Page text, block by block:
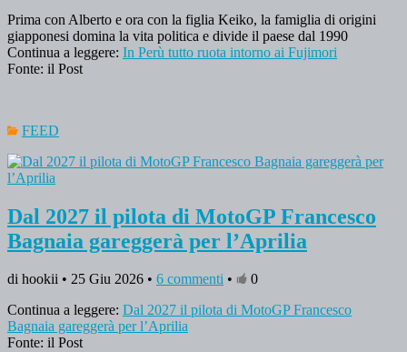
Prima con Alberto e ora con la figlia Keiko, la famiglia di origini
giapponesi domina la vita politica e divide il paese dal 1990
Continua a leggere: In Perù tutto ruota intorno ai Fujimori
Fonte: il Post
FEED
Dal 2027 il pilota di MotoGP Francesco
Bagnaia gareggerà per l’Aprilia
di hookii • 25 Giu 2026 • 6 commenti •
0
Continua a leggere: Dal 2027 il pilota di MotoGP Francesco
Bagnaia gareggerà per l’Aprilia
Fonte: il Post